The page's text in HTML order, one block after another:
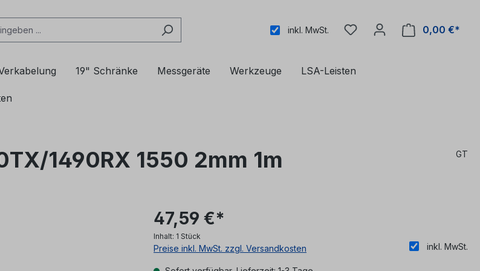
inkl. MwSt.
0,00 €*
19" Schränke Messgeräte Werkzeuge LSA-Leisten
1490RX 1550 2mm 1m GT
47,59 €*
Inhalt: 1 Stück
inkl. MwSt.
Preise inkl. MwSt. zzgl. Versandkosten